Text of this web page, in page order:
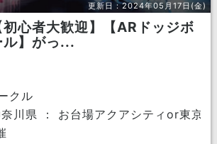
更新日：2024年05月17日(金)
初心者大歓迎】【ARドッジボ
ル】がっ...
クル
川県 ： お台場アクアシティor東京